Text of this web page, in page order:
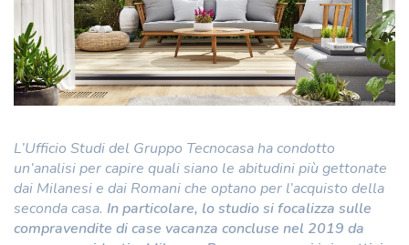
L’Ufficio Studi del Gruppo Tecnocasa ha condotto
un’analisi per capire quali siano le abitudini più gettonate
dai Milanesi e dai Romani che optano per l’acquisto della
seconda casa. In particolare, lo studio si focalizza sulle
compravendite di case vacanza concluse nel 2019 da